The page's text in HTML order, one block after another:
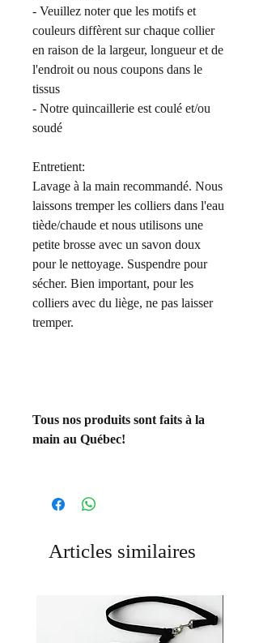
- Veuillez noter que les motifs et
couleurs diffèrent sur chaque collier
en raison de la largeur, longueur et de
l'endroit ou nous coupons dans le
tissus
- Notre quincaillerie est coulé et/ou
soudé
Entretient:
Lavage à la main recommandé. Nous
laissons tremper les colliers dans l'eau
tiède/chaude et nous utilisons une
petite brosse avec un savon doux
pour le nettoyage. Suspendre pour
sécher. Bien important, pour les
colliers avec du liège, ne pas laisser
tremper.
Tous nos produits sont faits à la
main au Québec!
Articles similaires